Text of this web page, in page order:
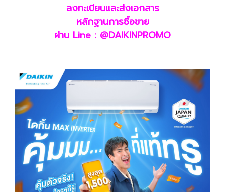
ลงทะเบียนและส่งเอกสาร
หลักฐานการซื้อขาย
ผ่าน Line : @DAIKINPROMO